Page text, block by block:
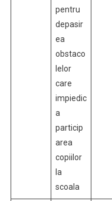
pentru
depasir
ea
obstaco
lelor
care
impiedic
a
particip
area
copiilor
la
scoala